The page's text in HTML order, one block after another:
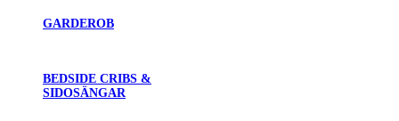
GARDEROB
BEDSIDE CRIBS &
SIDOSÄNGAR